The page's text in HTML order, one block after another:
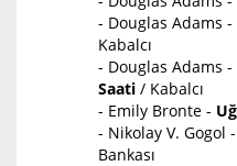
- Douglas Adams -
Kabalcı
- Douglas Adams -
Saati / Kabalcı
- Emily Bronte -
- Nikolay V. Gogol -
Bankası